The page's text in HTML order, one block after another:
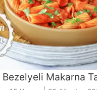
Bezelyeli Makarna